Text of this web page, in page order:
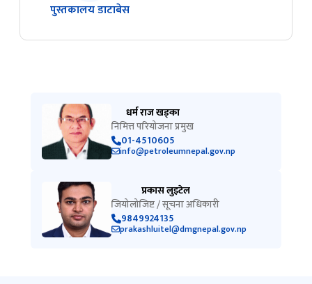
पुस्तकालय डाटाबेस
धर्म राज खड्का
निमित्त परियोजना प्रमुख
01-4510605
info@petroleumnepal.gov.np
प्रकास लुइटेल
जियोलोजिष्ट / सूचना अधिकारी
9849924135
prakashluitel@dmgnepal.gov.np